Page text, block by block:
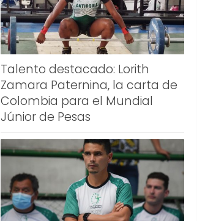
Talento destacado: Lorith
Zamara Paternina, la carta de
Colombia para el Mundial
Júnior de Pesas